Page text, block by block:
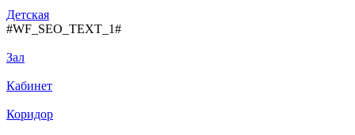
Детская
#WF_SEO_TEXT_1#
Зал
Кабинет
Коридор